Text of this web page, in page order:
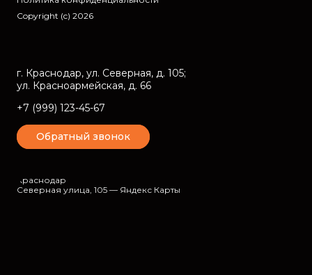
Copyright (c) 2026
г. Краснодар, ул. Северная, д. 105;
ул. Красноармейская, д. 66
+7 (999) 123-45-67
Обратный звонок
Краснодар
Северная улица, 105 — Яндекс Карты